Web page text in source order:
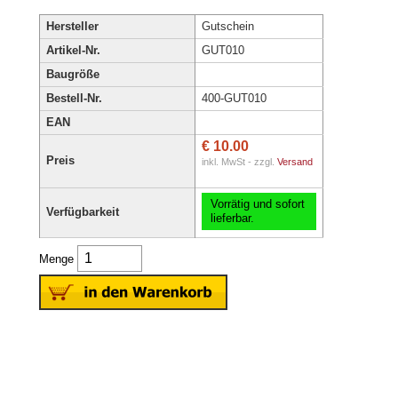
Hersteller
Gutschein
Artikel-Nr.
GUT010
Baugröße
Bestell-Nr.
400-GUT010
EAN
Preis
€ 10.00
inkl. MwSt - zzgl. Versand
Verfügbarkeit
Vorrätig und sofort
lieferbar.
Menge